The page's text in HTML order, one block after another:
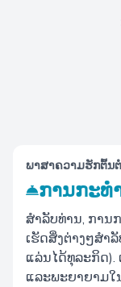
ພາສາຄວາມຮັກຕົ້ນ
ການກະທໍ
ສໍາລັບທ່ານ, ການ
ເຮັດສິ່ງຕ່າງໆສໍາ
ແລ່ນໄດ້ທຸລະກິດ).
ແລະພະຍາຍາມໃ